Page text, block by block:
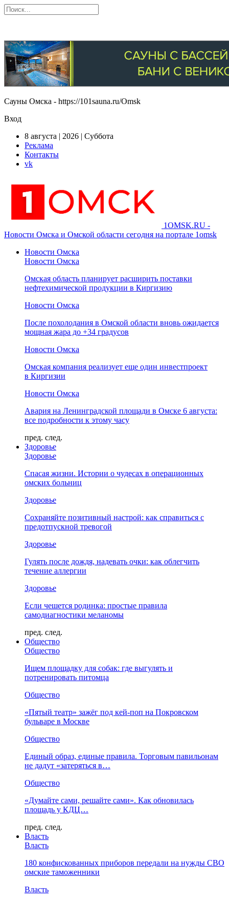
Сауны Омска - https://101sauna.ru/Omsk
Вход
8 августа | 2026 | Суббота
Реклама
Контакты
vk
1OMSK.RU -
Новости Омска и Омской области сегодня на портале 1omsk
Новости Омска
Новости Омска
Омская область планирует расширить поставки
нефтехимической продукции в Киргизию
Новости Омска
После похолодания в Омской области вновь ожидается
мощная жара до +34 градусов
Новости Омска
Омская компания реализует еще один инвестпроект
в Киргизии
Новости Омска
Авария на Ленинградской площади в Омске 6 августа:
все подробности к этому часу
пред. след.
Здоровье
Здоровье
Спасая жизни. Истории о чудесах в операционных
омских больниц
Здоровье
Сохраняйте позитивный настрой: как справиться с
предотпускной тревогой
Здоровье
Гулять после дождя, надевать очки: как облегчить
течение аллергии
Здоровье
Если чешется родинка: простые правила
самодиагностики меланомы
пред. след.
Общество
Общество
Ищем площадку для собак: где выгулять и
потренировать питомца
Общество
«Пятый театр» зажёг под кей-поп на Покровском
бульваре в Москве
Общество
Единый образ, единые правила. Торговым павильонам
не дадут «затеряться в…
Общество
«Думайте сами, решайте сами». Как обновилась
площадь у КДЦ…
пред. след.
Власть
Власть
180 конфискованных приборов передали на нужды СВО
омские таможенники
Власть